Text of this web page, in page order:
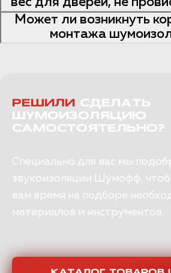
Может ли возникнуть
монтажа
РЕШИЛИ
СДЕЛАТЬ
ШУМОИЗОЛЯЦИЮ
САМОСТОЯТЕЛЬНО?
Специально для вас мы
звукоизоляции Шумофф,
вам время на подборе
материалов и инструментов.